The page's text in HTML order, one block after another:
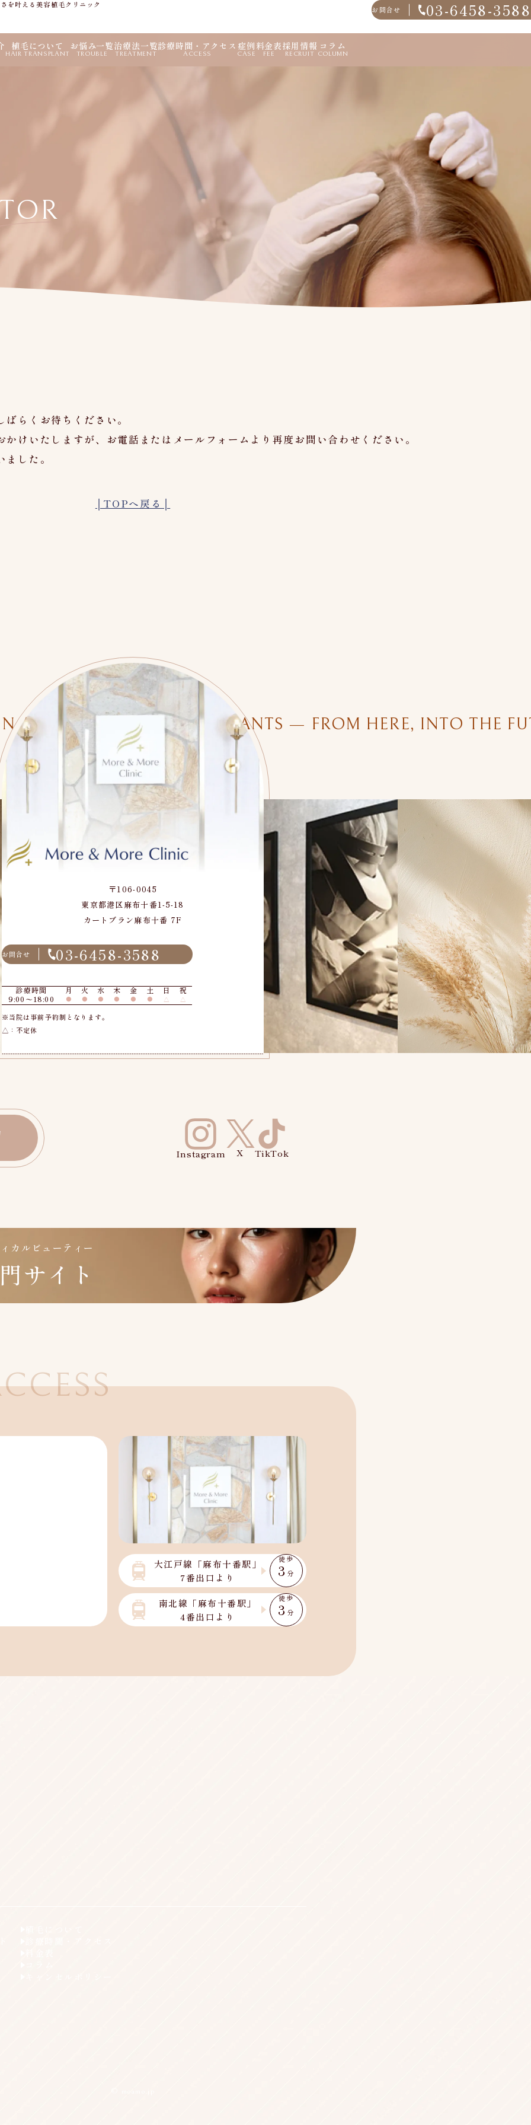
お問合せ 03-6458-3588
を叶える美容植毛クリニック
HAIR TRANSPLANT
植毛について
TROUBLE
お悩み一覧
TREATMENT
治療法一覧
ACCESS
診療時間・アクセス
CASE
症例
FEE
料金表
RECRUIT
採用情報
COLUMN
コラム
らくお待ちください。
けいたしますが、お電話またはメールフォームより再度お問い合わせください。
した。
│TOPへ戻る│
AESTHETIC TRANSPLANTS — FROM HERE, INTO THE
〒106-0045
東京都港区麻布十番1-5-18
カートブラン麻布十番 7F
お問合せ 03-6458-3588
診療時間 月 火 水 木 金 土 日
祝
9:00〜18:00
● ● ● ● ● ● △ △
※当院は事前予約制となります。
△：不定休
カルビューティー
サイト
大江戸線「麻布十番駅」
7番出口より
徒歩
3 分
南北線「麻布十番駅」
4番出口より
徒歩
3 分